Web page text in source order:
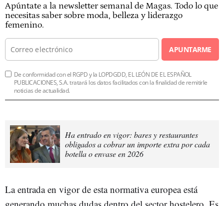
Apúntate a la newsletter semanal de Magas. Todo lo que
necesitas saber sobre moda, belleza y liderazgo
femenino.
APUNTARME
De conformidad con el RGPD y la LOPDGDD, EL LEÓN DE EL ESPAÑOL
PUBLICACIONES, S.A. tratará los datos facilitados con la finalidad de remitirle
noticias de actualidad.
Ha entrado en vigor: bares y restaurantes
obligados a cobrar un importe extra por cada
botella o envase en 2026
La entrada en vigor de esta normativa europea está